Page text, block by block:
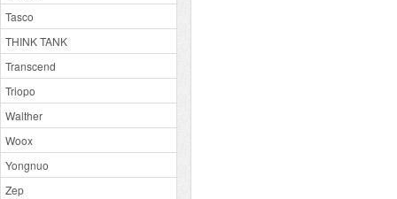
Tasco
THINK TANK
Transcend
Triopo
Walther
Woox
Yongnuo
Zep